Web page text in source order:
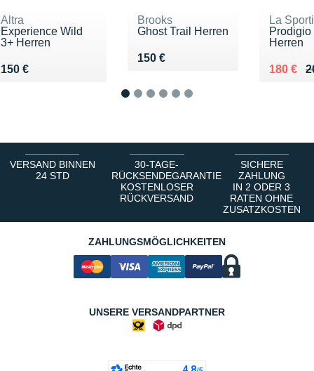
Altra
Experience Wild
3+ Herren
150 €
Vendu 150 €
Brooks
Ghost Trail Herren
150 €
Vendu 150 €
La
Prodigio
Herren
Au lieu
180 €
Vendu
VERSAND BINNEN
24 STD
30-TAGE-
RÜCKSENDEGARANTIE
KOSTENLOSER
RÜCKVERSAND
SICHERE
ZAHLUNG
IN 2 ODER 3
RATEN OHNE
ZUSATZKOSTEN
ZAHLUNGSMÖGLICHKEITEN
UNSERE VERSANDPARTNER